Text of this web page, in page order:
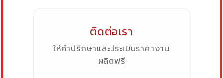
ติดต่อเรา
ให้คำปรึกษาและประเมินราคางาน
ผลิตฟรี